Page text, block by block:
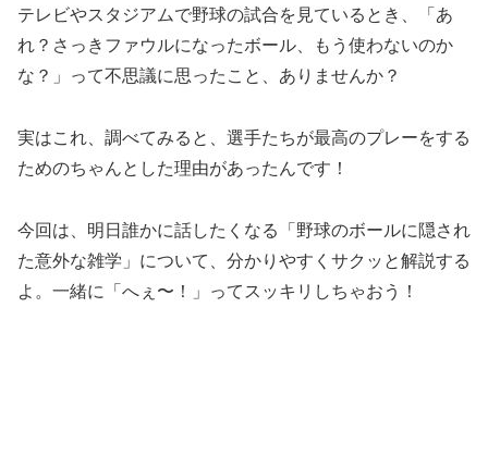
テレビやスタジアムで野球の試合を見ているとき、「あ
れ？さっきファウルになったボール、もう使わないのか
な？」って不思議に思ったこと、ありませんか？
実はこれ、調べてみると、選手たちが最高のプレーをする
ためのちゃんとした理由があったんです！
今回は、明日誰かに話したくなる「野球のボールに隠され
た意外な雑学」について、分かりやすくサクッと解説する
よ。一緒に「へぇ〜！」ってスッキリしちゃおう！